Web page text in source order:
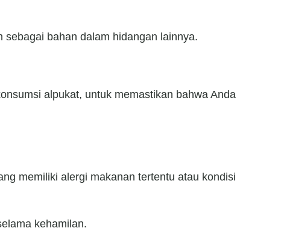
bahan dalam hidangan lainnya.
alpukat, untuk memastikan bahwa Anda
memiliki alergi makanan tertentu atau kondisi
kehamilan.